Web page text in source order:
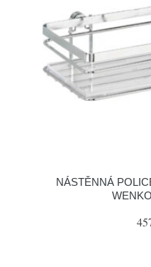
NÁSTĚNNÁ